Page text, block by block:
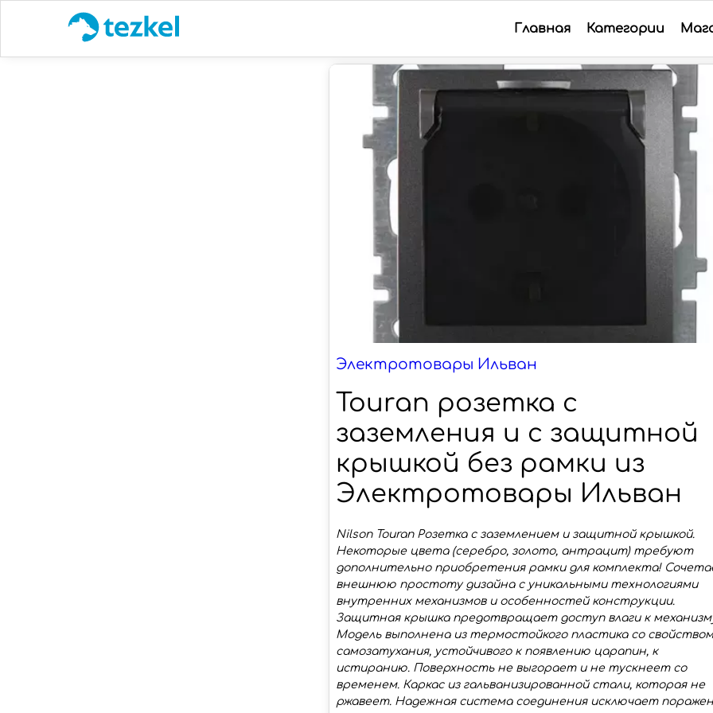
Главная Категории
Электротовары Ильван
Touran розетка c
заземления и с защитной
крышкой без рамки из
Электротовары Ильван
Nilson Touran Розетка с заземлением и защитной крышкой.
Некоторые цвета (серебро, золото, антрацит) требуют
дополнительно приобретения рамки для комплекта!
внешнюю простоту дизайна с уникальными технологиями
внутренних механизмов и особенностей конструкции.
Защитная крышка предотвращает доступ влаги к
Модель выполнена из термостойкого пластика со свойством
самозатухания, устойчивого к появлению царапин, к
истиранию. Поверхность не выгорает и не тускнеет со
временем. Каркас из гальванизированной стали, которая не
ржавеет. Надежная система соединения исключает